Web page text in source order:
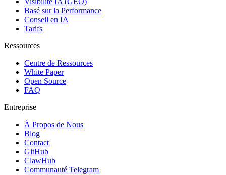
Basé sur la Performance
Conseil en IA
Tarifs
Ressources
Centre de Ressources
White Paper
Open Source
FAQ
Entreprise
À Propos de Nous
Blog
Contact
GitHub
ClawHub
Communauté Telegram